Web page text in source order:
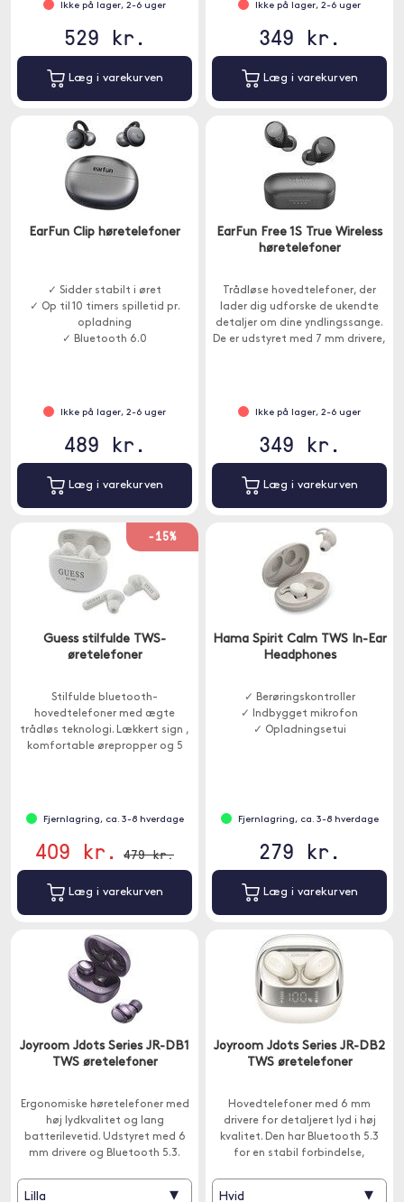
Ikke på lager, 2-6 uger
529 kr.
Læg i varekurven
Ikke på lager, 2-6 uger
349 kr.
Læg i varekurven
EarFun Clip høretelefoner
✓ Sidder stabilt i øret
✓ Op til 10 timers spilletid pr.
opladning
✓ Bluetooth 6.0
Ikke på lager, 2-6 uger
489 kr.
Læg i varekurven
EarFun Free 1S True Wireless
høretelefoner
Trådløse hovedtelefoner, der
lader dig udforske de ukendte
detaljer om dine yndlingssange.
De er udstyret med 7 mm drivere,
Ikke på lager, 2-6 uger
349 kr.
Læg i varekurven
-15%
Guess stilfulde TWS-
øretelefoner
Stilfulde bluetooth-
hovedtelefoner med ægte
trådløs teknologi. Lækkert sign ,
komfortable ørepropper og 5
Fjernlagring, ca. 3-8 hverdage
409 kr. 479 kr.
Læg i varekurven
Hama Spirit Calm TWS In-Ear
Headphones
✓ Berøringskontroller
✓ Indbygget mikrofon
✓ Opladningsetui
Fjernlagring, ca. 3-8 hverdage
279 kr.
Læg i varekurven
Joyroom Jdots Series JR-DB1
TWS øretelefoner
Ergonomiske høretelefoner med
høj lydkvalitet og lang
batterilevetid. Udstyret med 6
mm drivere og Bluetooth 5.3.
Lilla ▾
Joyroom Jdots Series JR-DB2
TWS øretelefoner
Hovedtelefoner med 6 mm
drivere for detaljeret lyd i høj
kvalitet. Den har Bluetooth 5.3
for en stabil forbindelse,
Hvid ▾